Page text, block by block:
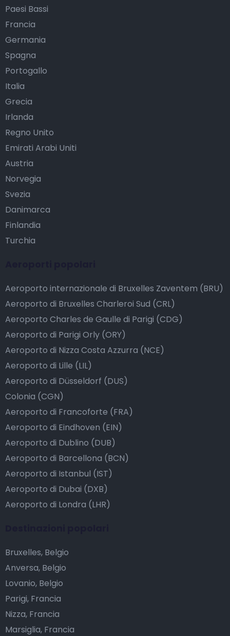
Paesi Bassi
Francia
Germania
Spagna
Portogallo
Italia
Grecia
Irlanda
Regno Unito
Emirati Arabi Uniti
Austria
Norvegia
Svezia
Danimarca
Finlandia
Turchia
Aeroporto internazionale di Bruxelles Zaventem (BRU)
Aeroporto di Bruxelles Charleroi Sud (CRL)
Aeroporto Charles de Gaulle di Parigi (CDG)
Aeroporto di Parigi Orly (ORY)
Aeroporto di Nizza Costa Azzurra (NCE)
Aeroporto di Lille (LIL)
Aeroporto di Düsseldorf (DUS)
Colonia (CGN)
Aeroporto di Francoforte (FRA)
Aeroporto di Eindhoven (EIN)
Aeroporto di Dublino (DUB)
Aeroporto di Barcellona (BCN)
Aeroporto di Istanbul (IST)
Aeroporto di Dubai (DXB)
Aeroporto di Londra (LHR)
Bruxelles, Belgio
Anversa, Belgio
Lovanio, Belgio
Parigi, Francia
Nizza, Francia
Marsiglia, Francia